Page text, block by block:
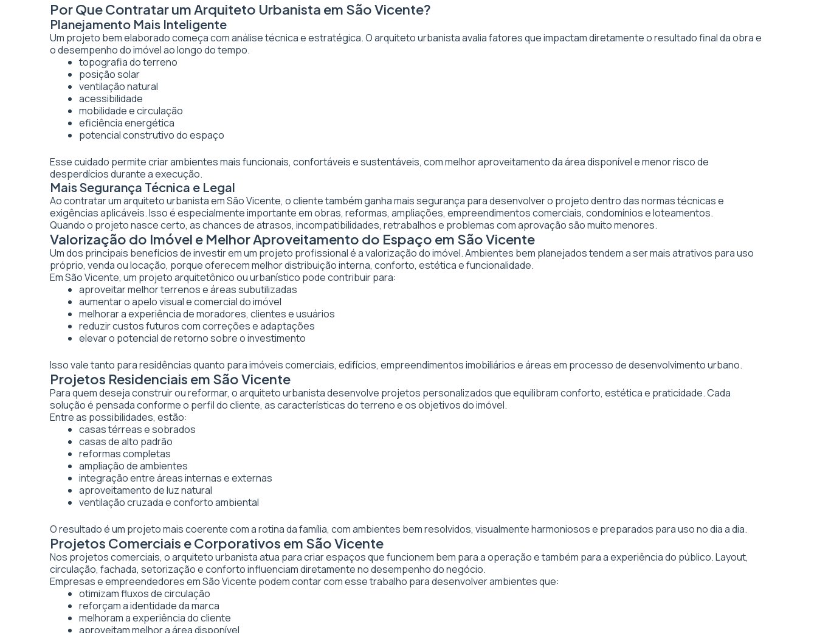
Por Que Contratar um Arquiteto Urbanista em São Vicente?
Planejamento Mais Inteligente
Um projeto bem elaborado começa com análise técnica e estratégica. O arquiteto urbanista avalia fatores que impactam diretamente o resultado final da obra e
o desempenho do imóvel ao longo do tempo.
topografia do terreno
posição solar
ventilação natural
acessibilidade
mobilidade e circulação
eficiência energética
potencial construtivo do espaço
Esse cuidado permite criar ambientes mais funcionais, confortáveis e sustentáveis, com melhor aproveitamento da área disponível e menor risco de
desperdícios durante a execução.
Mais Segurança Técnica e Legal
Ao contratar um arquiteto urbanista em São Vicente, o cliente também ganha mais segurança para desenvolver o projeto dentro das normas técnicas e
exigências aplicáveis. Isso é especialmente importante em obras, reformas, ampliações, empreendimentos comerciais, condomínios e loteamentos.
Quando o projeto nasce certo, as chances de atrasos, incompatibilidades, retrabalhos e problemas com aprovação são muito menores.
Valorização do Imóvel e Melhor Aproveitamento do Espaço em São Vicente
Um dos principais benefícios de investir em um projeto profissional é a valorização do imóvel. Ambientes bem planejados tendem a ser mais atrativos para uso
próprio, venda ou locação, porque oferecem melhor distribuição interna, conforto, estética e funcionalidade.
Em São Vicente, um projeto arquitetônico ou urbanístico pode contribuir para:
aproveitar melhor terrenos e áreas subutilizadas
aumentar o apelo visual e comercial do imóvel
melhorar a experiência de moradores, clientes e usuários
reduzir custos futuros com correções e adaptações
elevar o potencial de retorno sobre o investimento
Isso vale tanto para residências quanto para imóveis comerciais, edifícios, empreendimentos imobiliários e áreas em processo de desenvolvimento urbano.
Projetos Residenciais em São Vicente
Para quem deseja construir ou reformar, o arquiteto urbanista desenvolve projetos personalizados que equilibram conforto, estética e praticidade. Cada
solução é pensada conforme o perfil do cliente, as características do terreno e os objetivos do imóvel.
Entre as possibilidades, estão:
casas térreas e sobrados
casas de alto padrão
reformas completas
ampliação de ambientes
integração entre áreas internas e externas
aproveitamento de luz natural
ventilação cruzada e conforto ambiental
O resultado é um projeto mais coerente com a rotina da família, com ambientes bem resolvidos, visualmente harmoniosos e preparados para uso no dia a dia.
Projetos Comerciais e Corporativos em São Vicente
Nos projetos comerciais, o arquiteto urbanista atua para criar espaços que funcionem bem para a operação e também para a experiência do público. Layout,
circulação, fachada, setorização e conforto influenciam diretamente no desempenho do negócio.
Empresas e empreendedores em São Vicente podem contar com esse trabalho para desenvolver ambientes que:
otimizam fluxos de circulação
reforçam a identidade da marca
melhoram a experiência do cliente
aproveitam melhor a área disponível